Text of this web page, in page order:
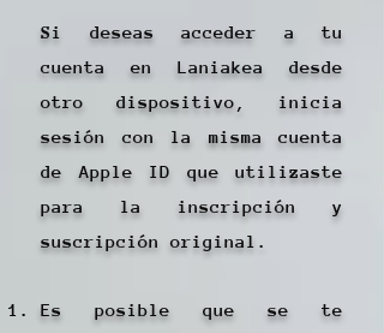
Si deseas acceder a tu
cuenta en Laniakea desde
otro dispositivo, inicia
sesión con la misma cuenta
de Apple ID que utilizaste
para la inscripción y
suscripción original.
Es posible que se te